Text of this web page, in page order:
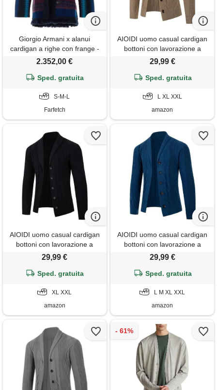
Giorgio Armani x alanui
cardigan a righe con frange -
blu
2.352,00 €
Sped. gratuita
S-M-L
Farfetch
AIOIDI uomo casual cardigan
bottoni con lavorazione a
trecce e collo a scialle cachi xl
29,99 €
Sped. gratuita
L XL XXL
amazon
AIOIDI uomo casual cardigan
bottoni con lavorazione a
trecce e collo a scialle nero xl
29,99 €
Sped. gratuita
XL XXL
amazon
AIOIDI uomo casual cardigan
bottoni con lavorazione a
trecce e collo a scialle blu l
29,99 €
Sped. gratuita
L M XL XXL
amazon